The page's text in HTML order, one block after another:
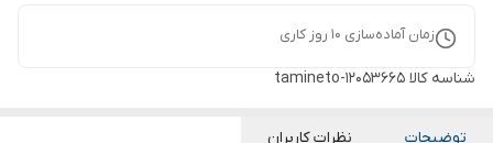
زمان آماده‌سازی 10 روز کاری
شناسه کالا tamineto-12053665
توضیحات نظرات کاربران